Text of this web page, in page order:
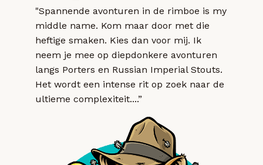
"Spannende avonturen in de rimboe is my
middle name. Kom maar door met die
heftige smaken. Kies dan voor mij. Ik
neem je mee op diepdonkere avonturen
langs Porters en Russian Imperial Stouts.
Het wordt een intense rit op zoek naar de
ultieme complexiteit....”